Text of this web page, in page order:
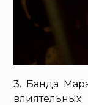
3. Банда